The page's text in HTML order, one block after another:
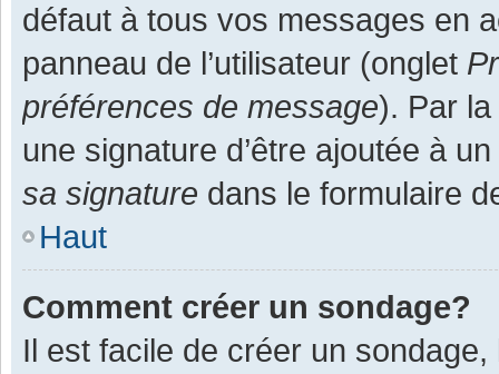
défaut à tous vos messages en
panneau de l’utilisateur (onglet
préférences de message). Par
une signature d’être ajoutée à
sa signature dans le formulaire
Haut
Comment créer un sondage?
Il est facile de créer un